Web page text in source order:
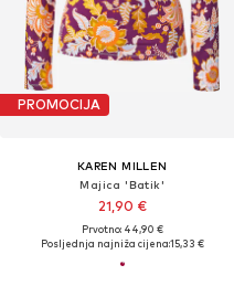
PROMOCIJA
KAREN MILLEN
Majica 'Batik'
21,90 €
Prvotno: 44,90 €
Posljednja najniža cijena:15,33 €